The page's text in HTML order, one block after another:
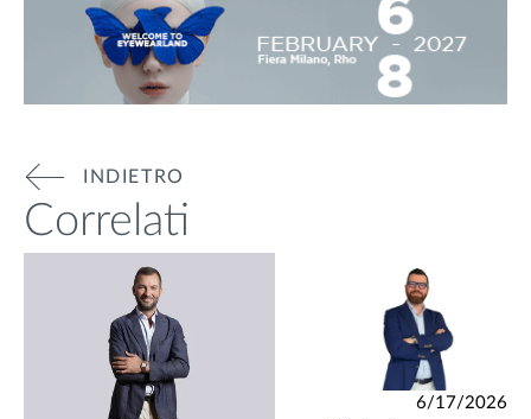
INDIETRO
Correlati
6/17/2026